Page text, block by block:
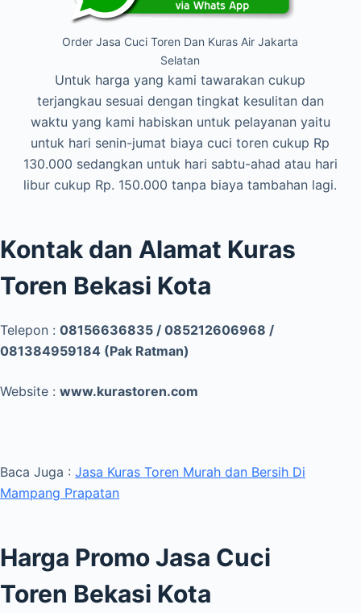
Order Jasa Cuci Toren Dan Kuras Air Jakarta
Selatan
Untuk harga yang kami tawarakan cukup
terjangkau sesuai dengan tingkat kesulitan dan
waktu yang kami habiskan untuk pelayanan yaitu
untuk hari senin-jumat biaya cuci toren cukup Rp
130.000 sedangkan untuk hari sabtu-ahad atau hari
libur cukup Rp. 150.000 tanpa biaya tambahan lagi.
Kontak dan Alamat Kuras
Toren Bekasi Kota
Telepon : 08156636835 / 085212606968 /
081384959184 (Pak Ratman)
Website : www.kurastoren.com
Baca Juga : Jasa Kuras Toren Murah dan Bersih Di
Mampang Prapatan
Harga Promo Jasa Cuci
Toren Bekasi Kota